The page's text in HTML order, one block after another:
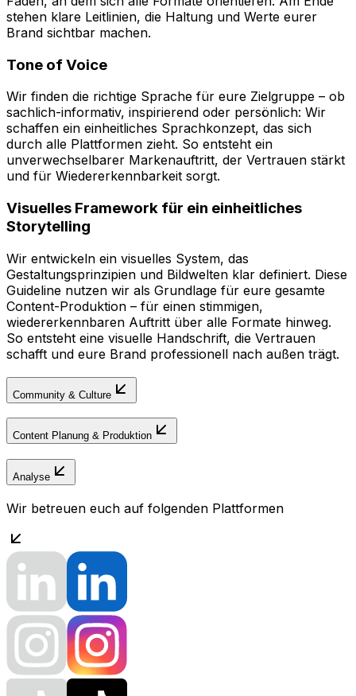
stehen klare Leitlinien, die Haltung und Werte eurer
Brand sichtbar machen.
Tone of Voice
Wir finden die richtige Sprache für eure Zielgruppe – ob
sachlich-informativ, inspirierend oder persönlich: Wir
schaffen ein einheitliches Sprachkonzept, das sich
durch alle Plattformen zieht. So entsteht ein
unverwechselbarer Markenauftritt, der Vertrauen stärkt
und für Wiedererkennbarkeit sorgt.
Visuelles Framework für ein einheitliches
Storytelling
Wir entwickeln ein visuelles System, das
Gestaltungsprinzipien und Bildwelten klar definiert. Diese
Guideline nutzen wir als Grundlage für eure gesamte
Content-Produktion – für einen stimmigen,
wiedererkennbaren Auftritt über alle Formate hinweg.
So entsteht eine visuelle Handschrift, die Vertrauen
schafft und eure Brand professionell nach außen trägt.
Community & Culture
Content Planung & Produktion
Analyse
Wir betreuen euch auf folgenden Plattformen